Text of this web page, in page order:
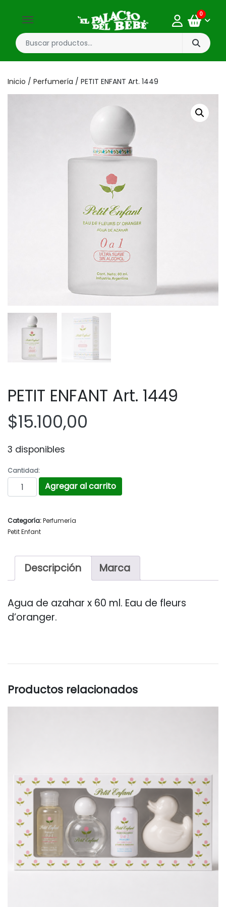
0
Inicio / Perfumería / PETIT ENFANT Art. 1449
PETIT ENFANT Art. 1449
$15.100,00
3 disponibles
Cantidad:
PETIT ENFANT Art. 1449 cantidad
Agregar al carrito
Categoría:Perfumería
Petit Enfant
Descripción Marca
Agua de azahar x 60 ml. Eau de fleurs
d’oranger.
Productos relacionados